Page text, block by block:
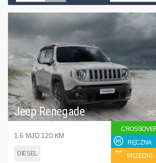
Jeep Renegade
1.6 MJD 120 KM
DIESEL
RĘCZNA
PRZEDNI